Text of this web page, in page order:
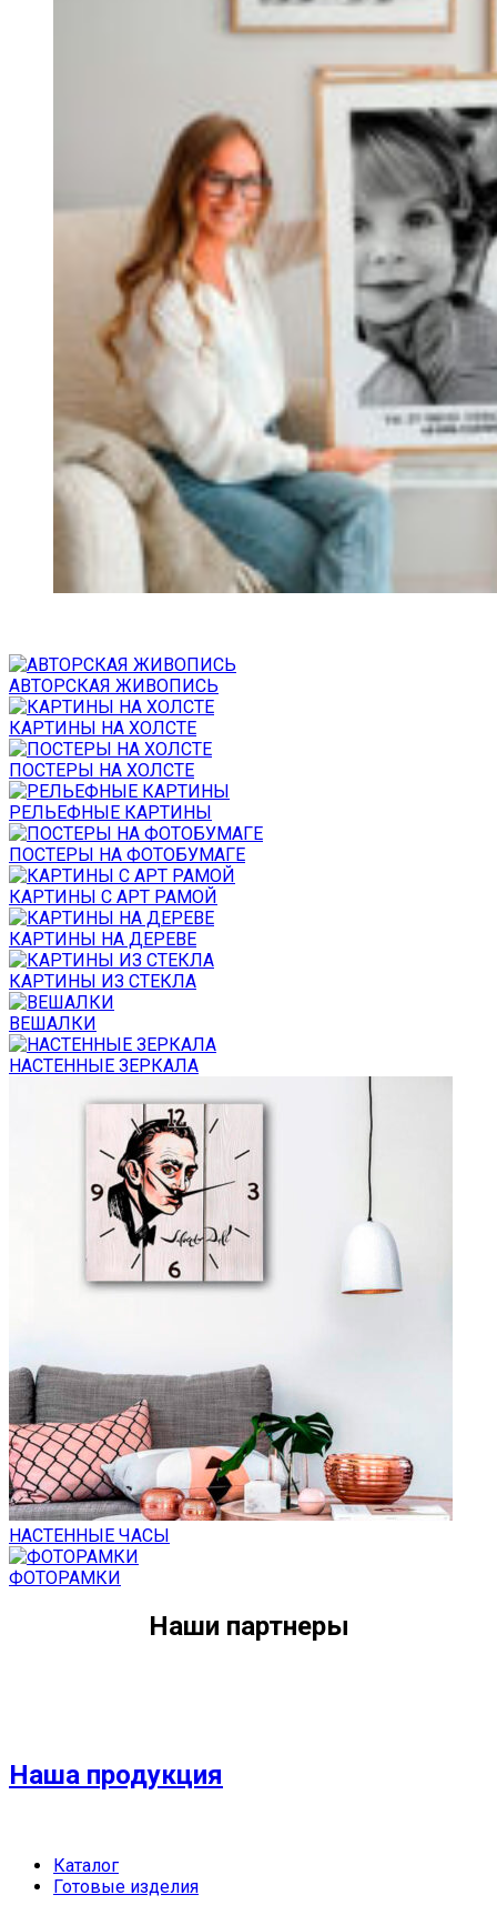
АВТОРСКАЯ ЖИВОПИСЬ
КАРТИНЫ НА ХОЛСТЕ
ПОСТЕРЫ НА ХОЛСТЕ
РЕЛЬЕФНЫЕ КАРТИНЫ
ПОСТЕРЫ НА ФОТОБУМАГЕ
КАРТИНЫ С АРТ РАМОЙ
КАРТИНЫ НА ДЕРЕВЕ
КАРТИНЫ ИЗ СТЕКЛА
ВЕШАЛКИ
НАСТЕННЫЕ ЗЕРКАЛА
НАСТЕННЫЕ ЧАСЫ
ФОТОРАМКИ
Наши партнеры
Наша продукция
Каталог
Готовые изделия